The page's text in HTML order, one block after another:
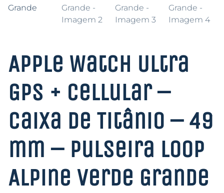
Apple Watch Ultra
GPS + Cellular –
Caixa de Titânio – 49
mm – Pulseira Loop
Alpine Verde Grande